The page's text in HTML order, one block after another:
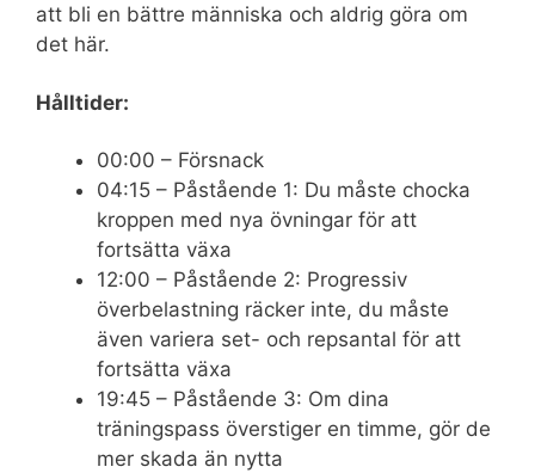
att bli en bättre människa och aldrig göra om
det här.
Hålltider:
00:00 – Försnack
04:15 – Påstående 1: Du måste chocka
kroppen med nya övningar för att
fortsätta växa
12:00 – Påstående 2: Progressiv
överbelastning räcker inte, du måste
även variera set- och repsantal för att
fortsätta växa
19:45 – Påstående 3: Om dina
träningspass överstiger en timme, gör de
mer skada än nytta